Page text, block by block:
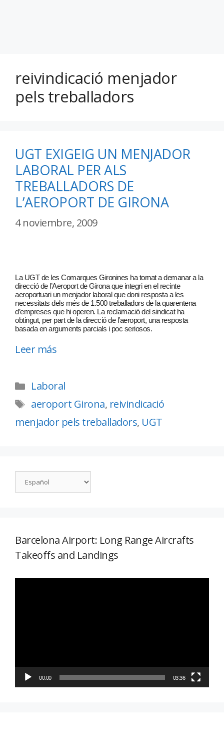
reivindicació menjador
pels treballadors
UGT EXIGEIG UN MENJADOR
LABORAL PER ALS
TREBALLADORS DE
L’AEROPORT DE GIRONA
4 noviembre, 2009
La UGT de les Comarques Gironines ha tornat a demanar a la
direcció de l’Aeroport de Girona que integri en el recinte
aeroportuari un menjador laboral que doni resposta a les
necessitats dels més de 1.500 treballadors de la quarentena
d’empreses que hi operen. La reclamació del sindicat ha
obtingut, per part de la direcció de l’aeroport, una resposta
basada en arguments parcials i poc seriosos.
Leer más
Laboral
aeroport Girona, reivindicació
menjador pels treballadors, UGT
Barcelona Airport: Long Range Aircrafts
Takeoffs and Landings
00:00 03:36